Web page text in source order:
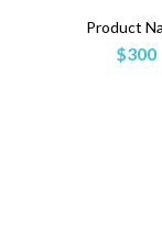
Product
$300